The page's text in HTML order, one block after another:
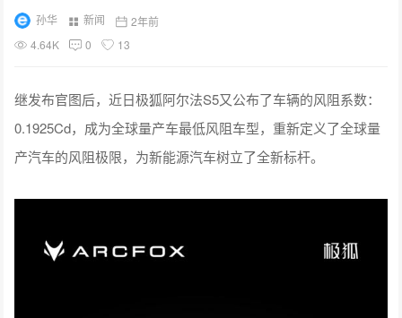
孙华 新闻
2年前
4.64K
0 13
继发布官图后，近日极狐阿尔法S5又公布了车辆的风阻系数：
0.1925Cd，成为全球量产车最低风阻车型，重新定义了全球量
产汽车的风阻极限，为新能源汽车树立了全新标杆。